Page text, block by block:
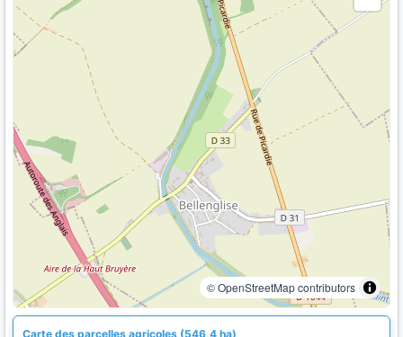
© OpenStreetMap contributors
Carte des parcelles agricoles (546,4 ha)